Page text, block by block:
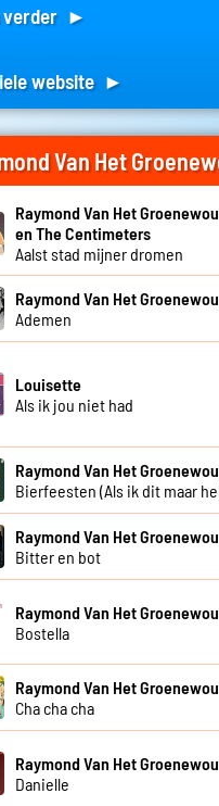
verder ►
website ►
Van Het
Raymond Van Het
en The Centimeters
Aalst stad mijner dromen
Raymond Van Het
Ademen
Louisette
Als ik jou niet had
Raymond Van Het
Bierfeesten (Als ik dit maar
Raymond Van Het
Bitter en bot
Raymond Van Het
Bostella
Raymond Van Het
Cha cha cha
Raymond Van Het
Danielle